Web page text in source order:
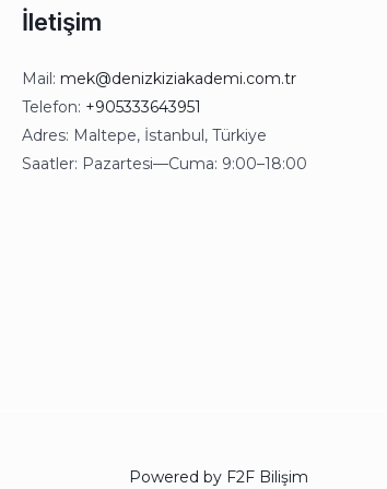
İletişim
Mail: mek@denizkiziakademi.com.tr
Telefon: +905333643951
Adres: Maltepe, İstanbul, Türkiye
Saatler: Pazartesi—Cuma: 9:00–18:00
Powered by F2F Bilişim